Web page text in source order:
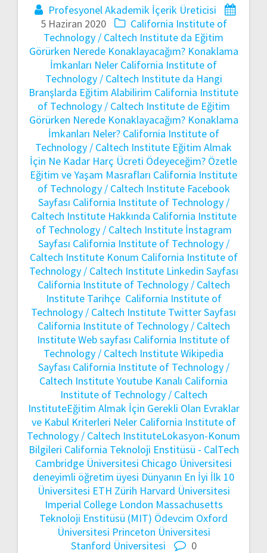
Profesyonel Akademik İçerik Üreticisi
5 Haziran 2020
California Institute of
Technology / Caltech Institute da Eğitim
Görürken Nerede Konaklayacağım? Konaklama
İmkanları Neler California Institute of
Technology / Caltech Institute da Hangi
Branşlarda Eğitim Alabilirim California Institute
of Technology / Caltech Institute de Eğitim
Görürken Nerede Konaklayacağım? Konaklama
İmkanları Neler? California Institute of
Technology / Caltech Institute Eğitim Almak
İçin Ne Kadar Harç Ücreti Ödeyeceğim? Özetle
Eğitim ve Yaşam Masrafları California Institute
of Technology / Caltech Institute Facebook
Sayfası California Institute of Technology /
Caltech Institute Hakkında California Institute
of Technology / Caltech Institute İnstagram
Sayfası California Institute of Technology /
Caltech Institute Konum California Institute of
Technology / Caltech Institute Linkedin Sayfası
California Institute of Technology / Caltech
Institute Tarihçe California Institute of
Technology / Caltech Institute Twitter Sayfası
California Institute of Technology / Caltech
Institute Web sayfası California Institute of
Technology / Caltech Institute Wikipedia
Sayfası California Institute of Technology /
Caltech Institute Youtube Kanalı California
Institute of Technology / Caltech
InstituteEğitim Almak İçin Gerekli Olan Evraklar
ve Kabul Kriterleri Neler California Institute of
Technology / Caltech InstituteLokasyon-Konum
Bilgileri California Teknoloji Enstitüsü - CalTech
Cambridge Üniversitesi Chicago Üniversitesi
deneyimli öğretim üyesi Dünyanın En İyi İlk 10
Üniversitesi ETH Zürih Harvard Üniversitesi
Imperial College London Massachusetts
Teknoloji Enstitüsü (MIT) Ödevcim Oxford
Üniversitesi Princeton Üniversitesi
Stanford Üniversitesi
0